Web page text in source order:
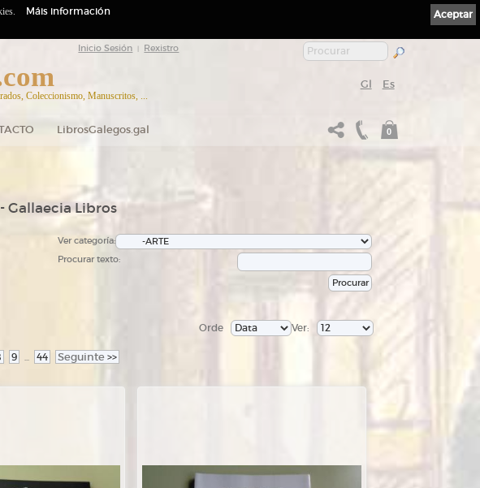
Inicio Sesión Rexistro
Coleccionismo, Manuscritos, ...
Gl Es
LibrosGalegos.gal 0
Gallaecia Libros
Ver categoría:
Procurar texto:
Ver:
Orde
9 ... 44 Seguinte >>
Aceptar
Máis información